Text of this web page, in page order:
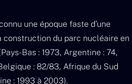
une époque faste d’une
construction du parc nucléaire en
Bas : 1973, Argentine : 74,
: 82/83, Afrique du Sud
: 1993 à 2003).